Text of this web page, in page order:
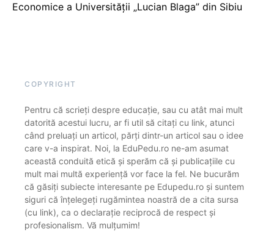
Economice a Universității „Lucian Blaga” din Sibiu
COPYRIGHT
Pentru că scrieți despre educație, sau cu atât mai mult
datorită acestui lucru, ar fi util să citați cu link, atunci
când preluați un articol, părți dintr-un articol sau o idee
care v-a inspirat. Noi, la EduPedu.ro ne-am asumat
această conduită etică și sperăm că și publicațiile cu
mult mai multă experiență vor face la fel. Ne bucurăm
că găsiți subiecte interesante pe Edupedu.ro și suntem
siguri că înțelegeți rugămintea noastră de a cita sursa
(cu link), ca o declarație reciprocă de respect și
profesionalism. Vă mulțumim!